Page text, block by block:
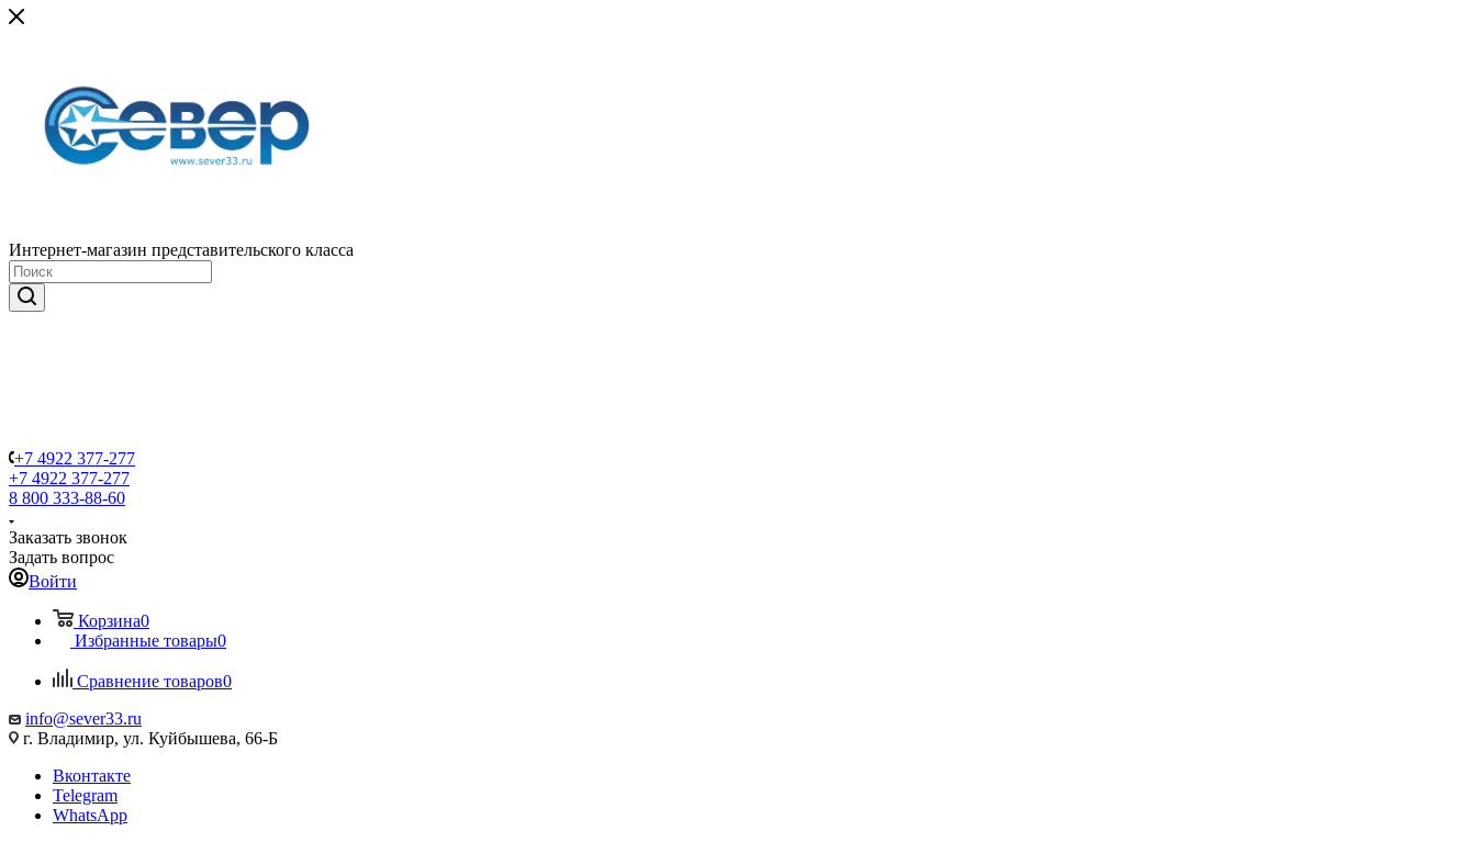
Интернет-магазин представительского класса
+7 4922 377-277
+7 4922 377-277
8 800 333-88-60
Заказать звонок
Задать вопрос
Войти
Корзина0
Избранные товары0
Сравнение товаров0
info@sever33.ru
г. Владимир, ул. Куйбышева, 66-Б
Вконтакте
Telegram
WhatsApp